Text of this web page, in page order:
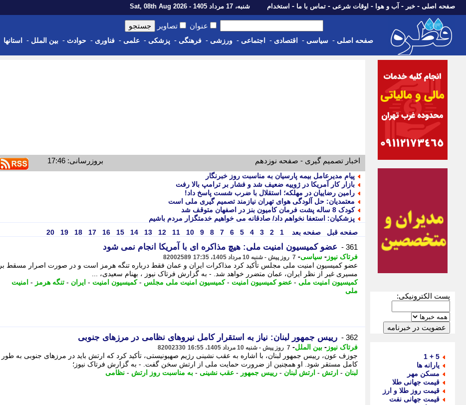
صفحه اصلی - خبر - آب و هوا - اوقات شرعی - تماس با ما - استخدام شنبه، 17 مرداد 1405 - Sat, 08th Aug 2026
عنوان تصاویر
صفحه اصلی - سیاسی - اقتصادی - اجتماعی - ورزشی - فرهنگی - پزشکی - علمی - فناوری - حوادث - بین الملل - استانها
پست الکترونیکی:
5 + 1
یارانه ها
مسکن مهر
قیمت جهانی طلا
قیمت روز طلا و ارز
قیمت جهانی نفت
اخبار تصمیم گیری - صفحه نوزدهم بروزرسانی: 17:46
پیام مدیرعامل بیمه پارسیان به مناسبت روز خبرنگار
بازار کار آمریکا در ژوییه ضعیف شد و فشار بر ترامپ بالا رفت
رامین رضاییان در مهلکه؛ استقلال با ضرب شست پاسخ داد!
معتمدیان: حل آلودگی هوای تهران نیازمند تصمیم گیری ملی است
کودک 8 ساله پشت فرمان کامیون بنز در اصفهان متوقف شد
پزشکیان: استعفا نخواهم داد/ صادقانه می خواهیم خدمتگزار مردم باشیم
صفحه قبل
صفحه بعد 1
2
3
4
5
6
7
8
9
10
11
12
13
14
15
16
17
18
19
20
361 - عضو کمیسیون امنیت ملی: هیچ مذاکره ای با آمریکا انجام نمی شود
فرتاک نیوز - سیاسی- 7 روز پیش - شنبه 10 مرداد 1405، 17:35 82002589
عضو کمیسیون امنیت ملی مجلس تأکید کرد مذاکرات ایران و عمان فقط درباره تنگه هرمز است و در صورت اصرار مسقط بر
مسیری غیر از نظر ایران، عمان متضرر خواهد شد. - به گزارش فرتاک نیوز ، بهنام سعیدی، ...
کمیسیون امنیت ملی - عضو کمیسیون امنیت -کمیسیون امنیت ملی مجلس -کمیسیون امنیت - ایران - تنگه هرمز - امنیت
ملی
362 - رییس جمهور لبنان: نیاز به استقرار کامل نیروهای نظامی در مرزهای جنوبی
فرتاک نیوز - بین الملل- 7 روز پیش - شنبه 10 مرداد 1405، 16:55 82002330
جوزف عون، رییس جمهور لبنان، با اشاره به عقب نشینی رژیم صهیونیستی، تأکید کرد که ارتش باید در مرزهای جنوبی به طور
کامل مستقر شود. او همچنین از ضرورت حمایت ملی از ارتش سخن گفت. - به گزارش فرتاک نیوز؛
لبنان - ارتش - ارتش لبنان - رییس جمهور - عقب نشینی - به مناسبت روز ارتش - نظامی